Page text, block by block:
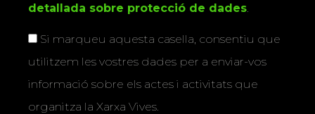
detallada sobre protecció de dades.
Si marqueu aquesta casella, consentiu que
utilitzem les vostres dades per a enviar-vos
informació sobre els actes i activitats que
organitza la Xarxa Vives.